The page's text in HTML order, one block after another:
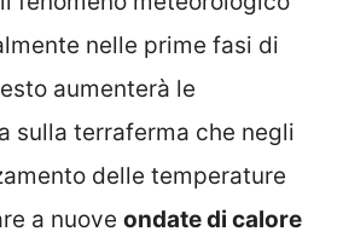
nelle prime fasi di
aumenterà le
sulla terraferma che negli
delle temperature
a nuove ondate di calore